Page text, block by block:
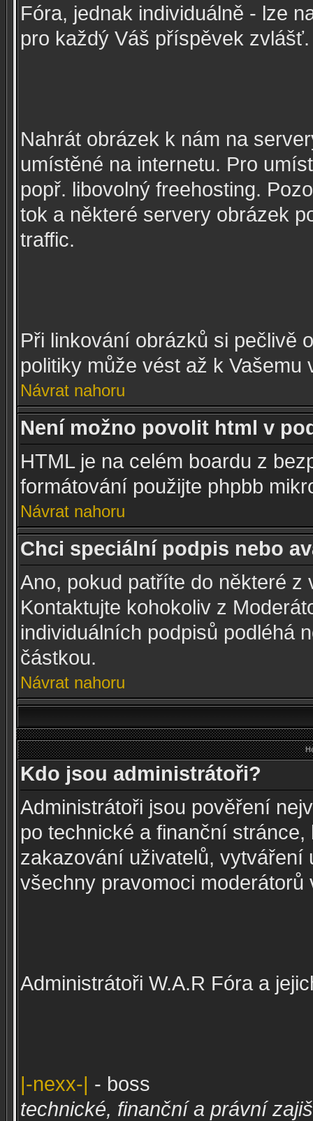
Fóra, jednak individuálně - lze
pro každý Váš příspěvek zvlášť.
Nahrát obrázek k nám na
umístěné na internetu. Pro
popř. libovolný freehosting.
tok a některé servery obrázek
traffic.
Při linkování obrázků si pečlivě
politiky může vést až k Vašemu
Návrat nahoru
Není možno povolit html v
HTML je na celém boardu z
formátování použijte phpbb
Návrat nahoru
Chci speciální podpis nebo
Ano, pokud patříte do některé z
Kontaktujte kohokoliv z
individuálních podpisů podléhá
částkou.
Návrat nahoru
Kdo jsou administrátoři?
Administrátoři jsou pověření
po technické a finanční
zakazování uživatelů, vytváření
všechny pravomoci moderátorů
Administrátoři W.A.R Fóra a
|-nexx-| - boss
technické, finanční a právní